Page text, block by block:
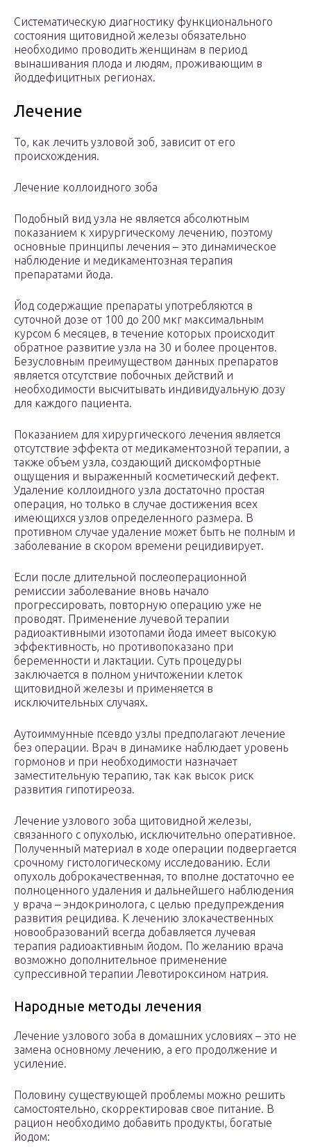
Систематическую диагностику функционального
состояния щитовидной железы обязательно
необходимо проводить женщинам в период
вынашивания плода и людям, проживающим в
йоддефицитных регионах.
Лечение
То, как лечить узловой зоб, зависит от его
происхождения.
Лечение коллоидного зоба
Подобный вид узла не является абсолютным
показанием к хирургическому лечению, поэтому
основные принципы лечения – это динамическое
наблюдение и медикаментозная терапия
препаратами йода.
Йод содержащие препараты употребляются в
суточной дозе от 100 до 200 мкг максимальным
курсом 6 месяцев, в течение которых происходит
обратное развитие узла на 30 и более процентов.
Безусловным преимуществом данных препаратов
является отсутствие побочных действий и
необходимости высчитывать индивидуальную дозу
для каждого пациента.
Показанием для хирургического лечения является
отсутствие эффекта от медикаментозной терапии, а
также объем узла, создающий дискомфортные
ощущения и выраженный косметический дефект.
Удаление коллоидного узла достаточно простая
операция, но только в случае достижения всех
имеющихся узлов определенного размера. В
противном случае удаление может быть не полным и
заболевание в скором времени рецидивирует.
Если после длительной послеоперационной
ремиссии заболевание вновь начало
прогрессировать, повторную операцию уже не
проводят. Применение лучевой терапии
радиоактивными изотопами йода имеет высокую
эффективность, но противопоказано при
беременности и лактации. Суть процедуры
заключается в полном уничтожении клеток
щитовидной железы и применяется в
исключительных случаях.
Аутоиммунные псевдо узлы предполагают лечение
без операции. Врач в динамике наблюдает уровень
гормонов и при необходимости назначает
заместительную терапию, так как высок риск
развития гипотиреоза.
​​Лечение узлового зоба щитовидной железы,
связанного с опухолью, исключительно оперативное.
Полученный материал в ходе операции подвергается
срочному гистологическому исследованию. Если
опухоль доброкачественная, то вполне достаточно ее
полноценного удаления и дальнейшего наблюдения
у врача – эндокринолога, с целью предупреждения
развития рецидива. К лечению злокачественных
новообразований всегда добавляется лучевая
терапия радиоактивным йодом. По желанию врача
возможно дополнительное применение
супрессивной терапии Левотироксином натрия.
Народные методы лечения
Лечение узлового зоба в домашних условиях – это не
замена основному лечению, а его продолжение и
усиление.
Половину существующей проблемы можно решить
самостоятельно, скорректировав свое питание. В
рацион необходимо добавить продукты, богатые
йодом: